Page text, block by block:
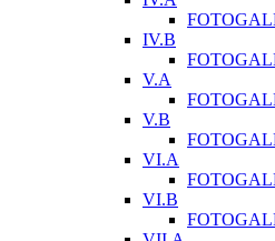
IV.B
V.A
V.B
VI.A
VI.B